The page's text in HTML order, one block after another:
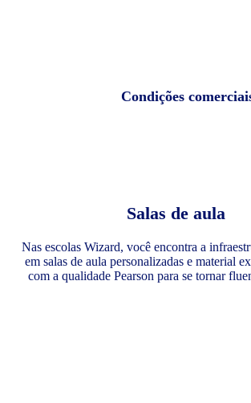
Condições
Salas de aula
Nas escolas Wizard, você encontra a
em salas de aula personalizadas e material
com a qualidade Pearson para se tornar